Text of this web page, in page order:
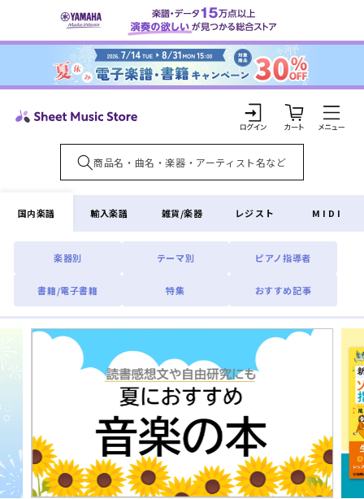
ンツに
ロ
グ
イ
ン
カ
ー
ト
国内楽譜
楽器別 テーマ別 ピアノ指導者
書籍/電子書籍 特集 おすすめ記事
輸入楽譜 雑貨/楽器 レジスト MIDI